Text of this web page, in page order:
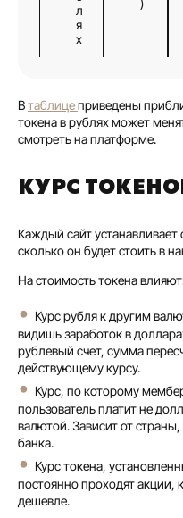
л
я
х
Втаблицеприведены
токена в рублях может
смотреть на платформе.
КУРС
Каждый сайт устанавливает
сколько он будет стоить в
На стоимость токена
Курс рубля к другим
видишь заработок в
рублевый счет, сумма
действующему курсу.
Курс, по которому
пользователь платит не
валютой. Зависит от
банка.
Курс токена,
постоянно проходят акции,
дешевле.